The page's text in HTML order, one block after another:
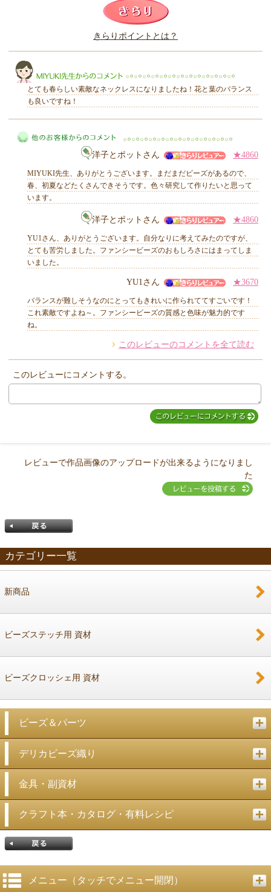
このレビューは参考になりましたか？
きらりポイントとは？
MIYUKI先生からのコメント
とても春らしい素敵なネックレスになりましたね！花と葉のバランス
も良いですね！
他のお客様からのコメント
洋子とポットさん ★4860
MIYUKI先生、ありがとうございます。まだまだビーズがあるので、
春、初夏などたくさんできそうです。色々研究して作りたいと思って
います。
洋子とポットさん ★4860
YU1さん、ありがとうございます。自分なりに考えてみたのですが、
とても苦労しました。ファンシービーズのおもしろさにはまってしま
いました。
YU1さん ★3670
バランスが難しそうなのにとってもきれいに作られててすごいです！
これ素敵ですよね～。ファンシービーズの質感と色味が魅力的です
ね。
このレビューのコメントを全て読む
このレビューにコメントする。
レビューで作品画像のアップロードが出来るようになりまし
た
カテゴリー一覧
新商品
ビーズステッチ用 資材
ビーズクロッシェ用 資材
ビーズ＆パーツ
デリカビーズ織り
金具・副資材
クラフト本・カタログ・有料レシピ
メニュー（タッチでメニュー開閉）